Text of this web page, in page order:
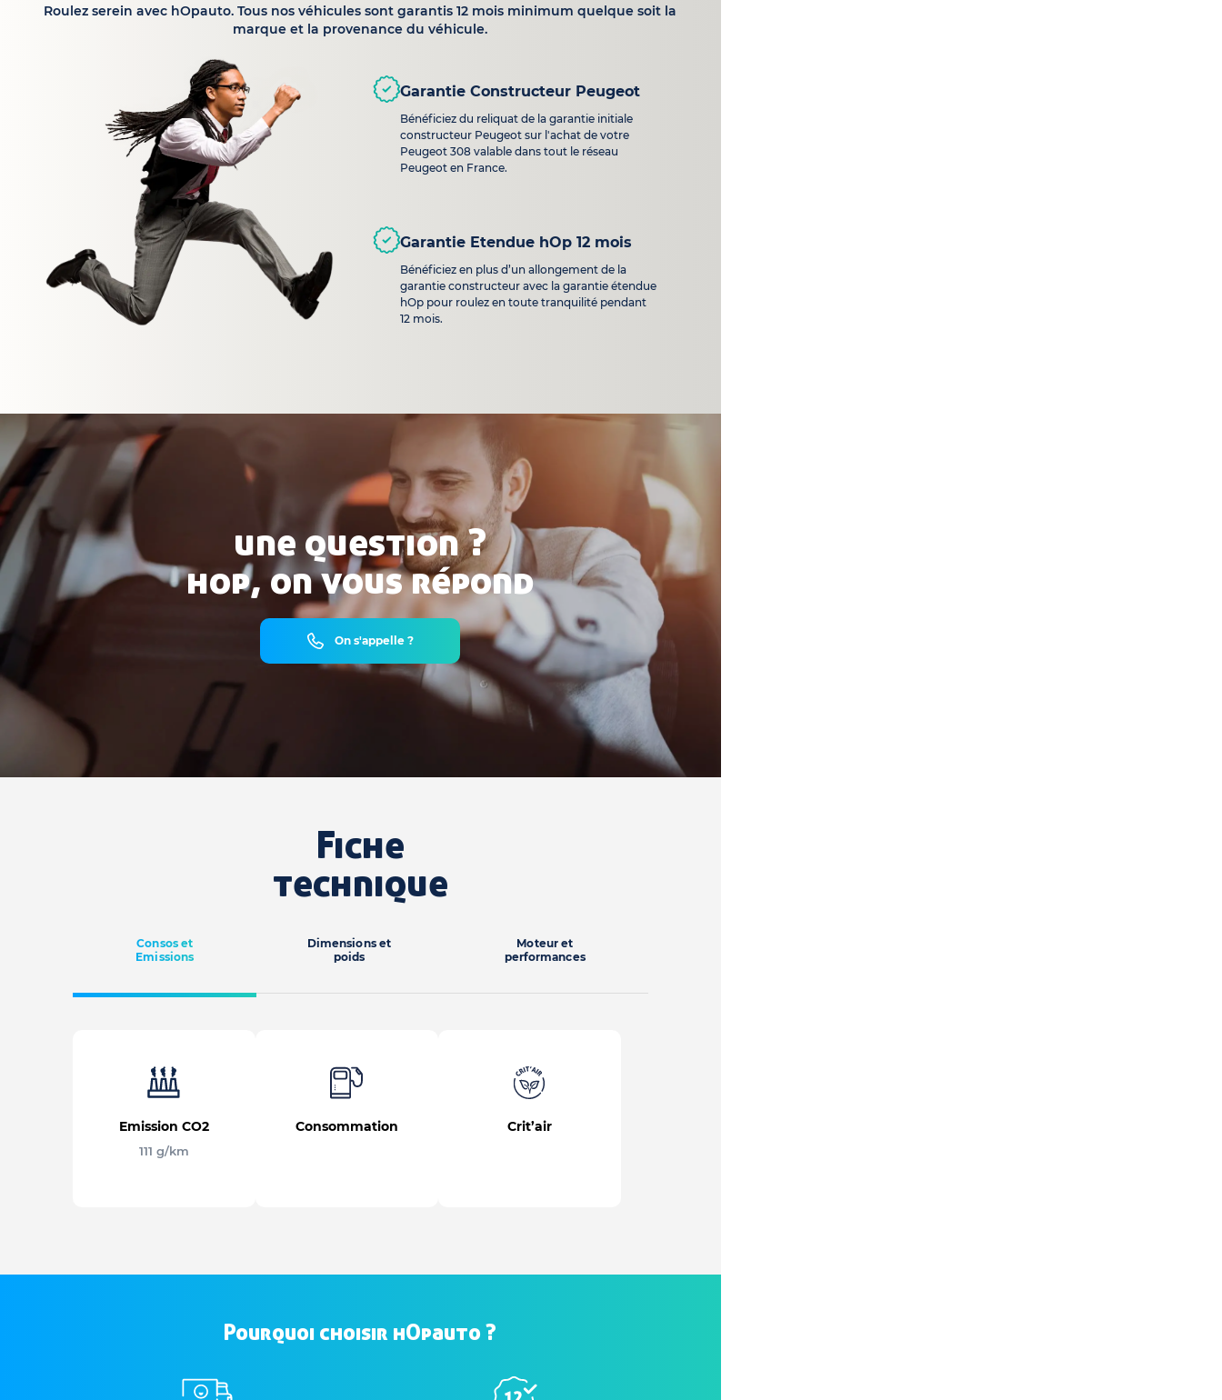
Roulez serein avec hOpauto. Tous nos véhicules sont garantis 12 mois minimum quelque soit la
marque et la provenance du véhicule.
Garantie Constructeur Peugeot
Bénéficiez du reliquat de la garantie initiale
constructeur Peugeot sur l'achat de votre
Peugeot 308 valable dans tout le réseau
Peugeot en France.
Garantie Etendue hOp 12 mois
Bénéficiez en plus d’un allongement de la
garantie constructeur avec la garantie étendue
hOp pour roulez en toute tranquilité pendant
12 mois.
une question ?
hop, on vous répond
On s'appelle ?
Fiche
technique
Consos et
Emissions
Dimensions et
poids
Moteur et
performances
Emission CO2
111 g/km
Consommation Crit’air
Pourquoi choisir hOpauto ?